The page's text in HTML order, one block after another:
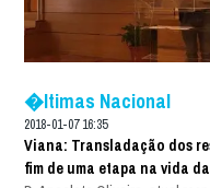
�ltimas Nacional
2018-01-07 16:35
Viana: Transladação dos
fim de uma etapa na vida